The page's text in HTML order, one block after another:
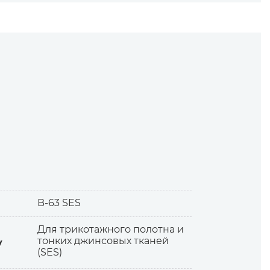
в зазоры.
B-63 SES
Для трикотажного полотна и
тонких джинсовых тканей
(SES)